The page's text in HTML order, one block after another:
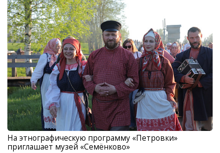
На этнографическую программу «Петровки»
приглашает музей «Семёнково»